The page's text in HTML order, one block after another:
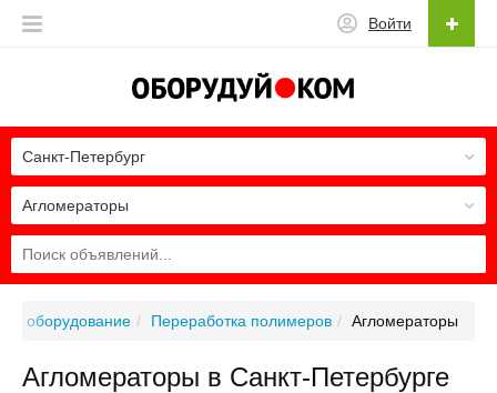
Войти
Агломераторы
Санкт-Петербург
оборудование Переработка полимеров Агломераторы
Агломераторы в Санкт-Петербурге